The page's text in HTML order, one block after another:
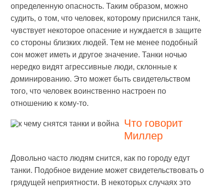
определенную опасность. Таким образом, можно
судить, о том, что человек, которому приснился танк,
чувствует некоторое опасение и нуждается в защите
со стороны близких людей. Тем не менее подобный
сон может иметь и другое значение. Танки ночью
нередко видят агрессивные люди, склонные к
доминированию. Это может быть свидетельством
того, что человек воинственно настроен по
отношению к кому-то.
Что говорит
Миллер
Довольно часто людям снится, как по городу едут
танки. Подобное видение может свидетельствовать о
грядущей неприятности. В некоторых случаях это